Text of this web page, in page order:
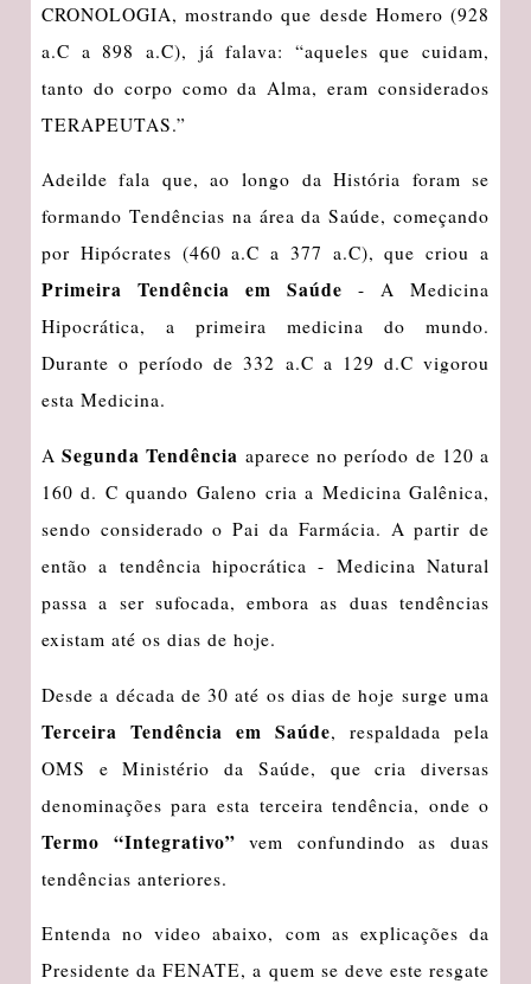
CRONOLOGIA, mostrando que desde Homero (928
a.C a 898 a.C), já falava: “aqueles que cuidam,
tanto do corpo como da Alma, eram considerados
TERAPEUTAS.”
Adeilde fala que, ao longo da História foram se
formando Tendências na área da Saúde, começando
por Hipócrates (460 a.C a 377 a.C), que criou a
Primeira Tendência em Saúde - A Medicina
Hipocrática, a primeira medicina do mundo.
Durante o período de 332 a.C a 129 d.C vigorou
esta Medicina.
ASegunda Tendência aparece no período de 120 a
160 d. C quando Galeno cria a Medicina Galênica,
sendo considerado o Pai da Farmácia. A partir de
então a tendência hipocrática - Medicina Natural
passa a ser sufocada, embora as duas tendências
existam até os dias de hoje.
Desde a década de 30 até os dias de hoje surge uma
Terceira Tendência em Saúde, respaldada pela
OMS e Ministério da Saúde, que cria diversas
denominações para esta terceira tendência, onde o
Termo “Integrativo”vem confundindo as duas
tendências anteriores.
Entenda no video abaixo, com as explicações da
Presidente da FENATE, a quem se deve este resgate